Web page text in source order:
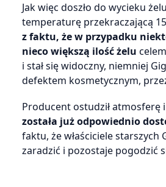
Jak więc doszło do wycieku
temperaturę przekraczającą
z faktu, że w przypadku
nieco większą ilość żelu
i stał się widoczny, niemniej
defektem kosmetycznym,
Producent ostudził atmosferę i
została już odpowiednio
faktu, że właściciele
zaradzić i pozostaje pogodzić